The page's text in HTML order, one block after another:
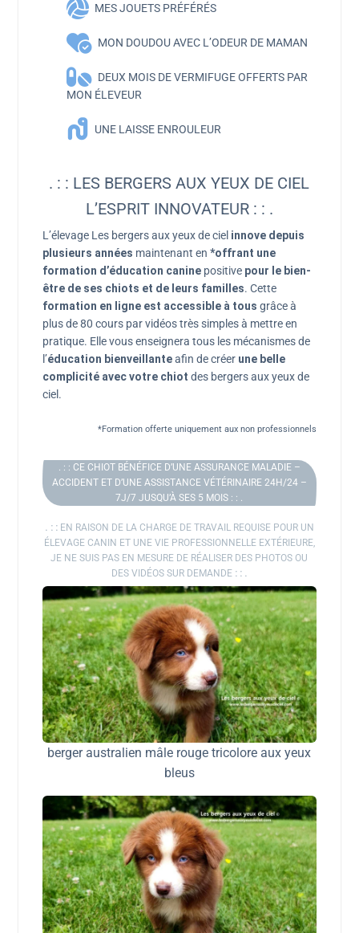
MES JOUETS PRÉFÉRÉS
MON DOUDOU AVEC L’ODEUR DE MAMAN
DEUX MOIS DE VERMIFUGE OFFERTS PAR
MON ÉLEVEUR
UNE LAISSE ENROULEUR
. : : LES BERGERS AUX YEUX DE CIEL
L’ESPRIT INNOVATEUR : : .
L’élevage Les bergers aux yeux de ciel innove depuis
plusieurs années maintenant en *offrant une
formation d’éducation caninepositive pour le bien-
être de ses chiots et de leurs familles. Cette
formation en ligne est accessible à tous grâce à
plus de 80 cours par vidéos très simples à mettre en
pratique. Elle vous enseignera tous les mécanismes de
l’éducation bienveillanteafin de créer une belle
complicité avec votre chiot des bergers aux yeux de
ciel.
*Formation offerte uniquement aux non professionnels
. : : CE CHIOT BÉNÉFICE D’UNE ASSURANCE MALADIE –
ACCIDENT ET D’UNE ASSISTANCE VÉTÉRINAIRE 24H/24 –
7J/7 JUSQU’À SES 5 MOIS : : .
. : : EN RAISON DE LA CHARGE DE TRAVAIL REQUISE POUR UN
ÉLEVAGE CANIN ET UNE VIE PROFESSIONNELLE EXTÉRIEURE,
JE NE SUIS PAS EN MESURE DE RÉALISER DES PHOTOS OU
DES VIDÉOS SUR DEMANDE : : .
berger australien mâle rouge tricolore aux yeux
bleus